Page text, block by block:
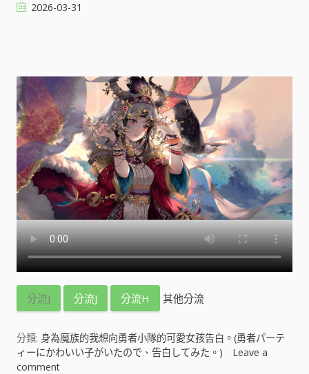
2026-03-31
分流J 分流J 分流H 其他分流
分類: 身為魔族的我想向勇者小隊的可愛女孩告白。(勇者パーテ
ィーにかわいい子がいたので、告白してみた。)
Leave a
comment